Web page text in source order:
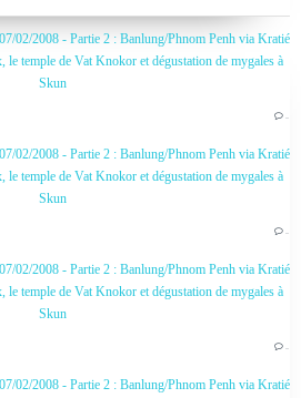
02/2008 - Partie 2 : Banlung/Phnom Penh via Kratié
le temple de Vat Knokor et dégustation de mygales à
Skun
…
02/2008 - Partie 2 : Banlung/Phnom Penh via Kratié
le temple de Vat Knokor et dégustation de mygales à
Skun
…
02/2008 - Partie 2 : Banlung/Phnom Penh via Kratié
le temple de Vat Knokor et dégustation de mygales à
Skun
…
02/2008 - Partie 2 : Banlung/Phnom Penh via Kratié